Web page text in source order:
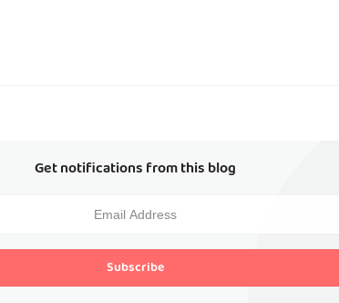
Get notifications from this blog
Subscribe